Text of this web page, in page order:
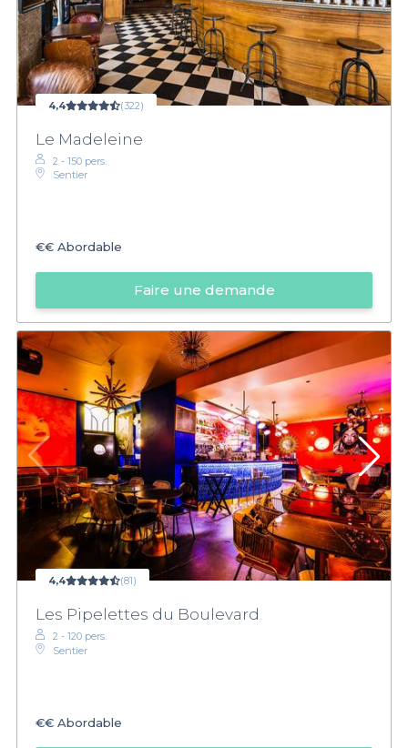
4,4 (322)
Le Madeleine
2 - 150 pers.
Sentier
€€ Abordable
Faire une demande
4,4 (81)
Les Pipelettes du Boulevard
2 - 120 pers.
Sentier
€€ Abordable